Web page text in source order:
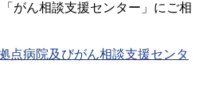
がん相談支援センター」にご相
点病院及びがん相談支援センタ